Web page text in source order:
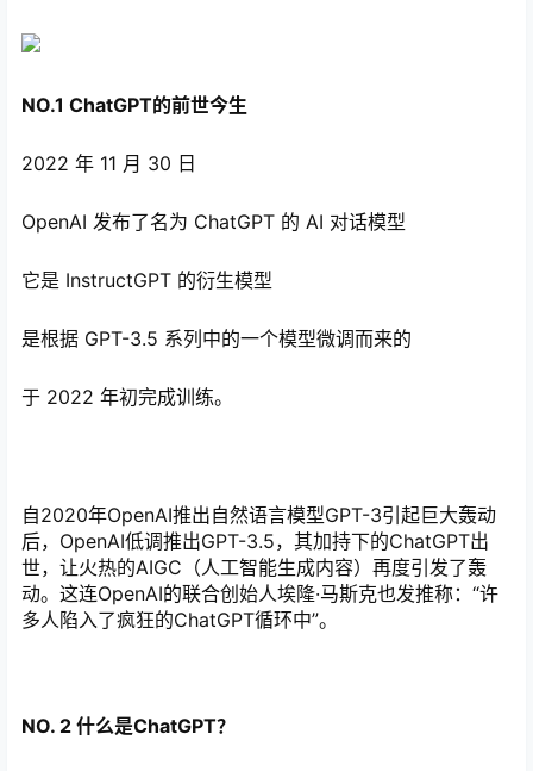
NO.1 ChatGPT的前世今生
2022 年 11 月 30 日
OpenAI 发布了名为 ChatGPT 的 AI 对话模型
它是 InstructGPT 的衍生模型
是根据 GPT-3.5 系列中的一个模型微调而来的
于 2022 年初完成训练。
自2020年OpenAI推出自然语言模型GPT-3引起巨大轰动
后，OpenAI低调推出GPT-3.5，其加持下的ChatGPT出
世，让火热的AIGC（人工智能生成内容）再度引发了轰
动。这连OpenAI的联合创始人埃隆·马斯克也发推称：“许
多人陷入了疯狂的ChatGPT循环中”。
NO. 2 什么是ChatGPT？